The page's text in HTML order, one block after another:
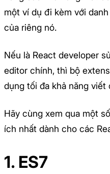
một ví dụ đi kèm với
của riêng nó.
Nếu là React developer
editor chính, thì bộ
dụng tối đa khả năng viết
Hãy cùng xem qua một
ích nhất dành cho các
1. ES7